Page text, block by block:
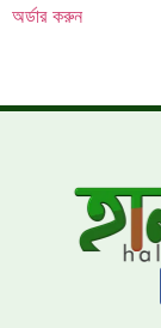
অর্ডার করুন